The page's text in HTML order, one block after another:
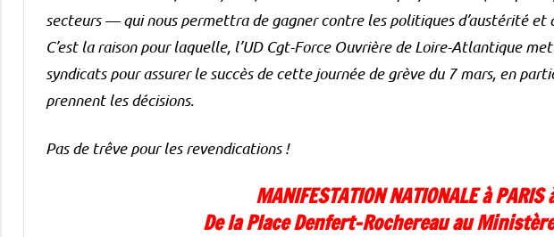
secteurs — qui nous permettra de gagner contre les politiques d’austérité et
C’est la raison pour laquelle, l’UD Cgt-Force Ouvrière de Loire-Atlantique
syndicats pour assurer le succès de cette journée de grève du 7 mars, en
prennent les décisions.
Pas de trêve pour les revendications !
MANIFESTATION NATIONALE à PARIS
De la Place Denfert-Rochereau au